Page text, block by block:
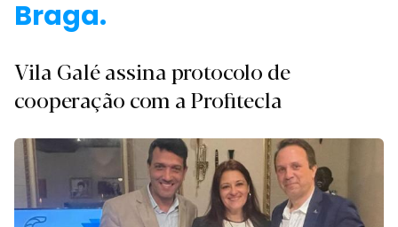
B
Vila Galé assina protocolo de
cooperação com a Profitecla